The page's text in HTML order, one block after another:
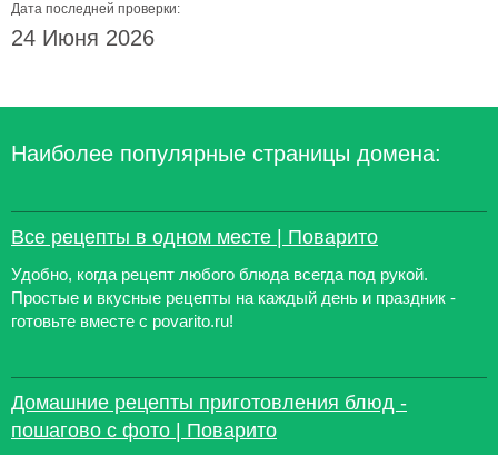
Дата последней проверки:
24 Июня 2026
Наиболее популярные страницы домена:
Все рецепты в одном месте | Поварито
Удобно, когда рецепт любого блюда всегда под рукой.
Простые и вкусные рецепты на каждый день и праздник -
готовьте вместе с povarito.ru!
Домашние рецепты приготовления блюд -
пошагово с фото | Поварито